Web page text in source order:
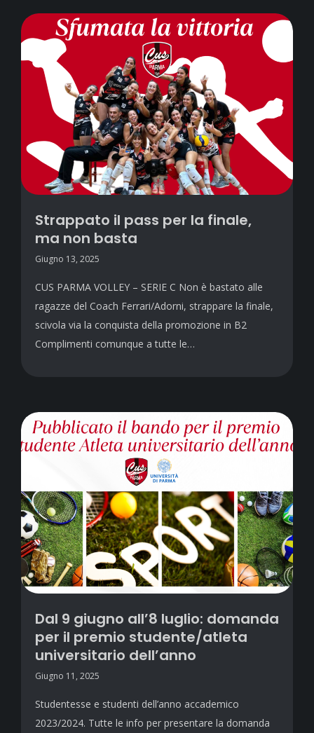
Strappato il pass per la finale,
ma non basta
Giugno 13, 2025
CUS PARMA VOLLEY – SERIE C Non è bastato alle
ragazze del Coach Ferrari/Adorni, strappare la finale,
scivola via la conquista della promozione in B2
Complimenti comunque a tutte le…
Dal 9 giugno all’8 luglio: domanda
per il premio studente/atleta
universitario dell’anno
Giugno 11, 2025
Studentesse e studenti dell’anno accademico
2023/2024. Tutte le info per presentare la domanda